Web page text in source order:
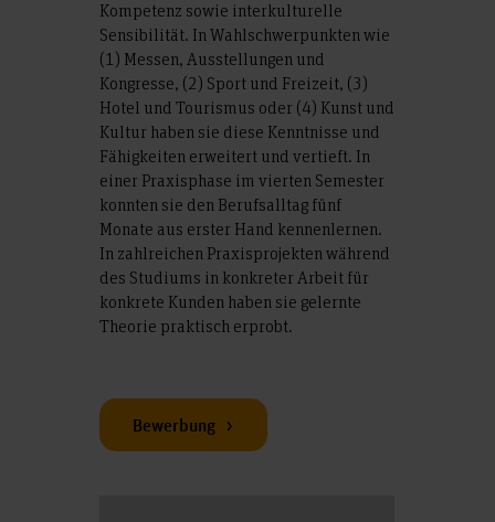
Kompetenz sowie interkulturelle
Sensibilität. In Wahlschwerpunkten wie
(1) Messen, Ausstellungen und
Kongresse, (2) Sport und Freizeit, (3)
Hotel und Tourismus oder (4) Kunst und
Kultur haben sie diese Kenntnisse und
Fähigkeiten erweitert und vertieft. In
einer Praxisphase im vierten Semester
konnten sie den Berufsalltag fünf
Monate aus erster Hand kennenlernen.
In zahlreichen Praxisprojekten während
des Studiums in konkreter Arbeit für
konkrete Kunden haben sie gelernte
Theorie praktisch erprobt.
Bewerbung